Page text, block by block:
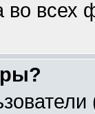
во всех